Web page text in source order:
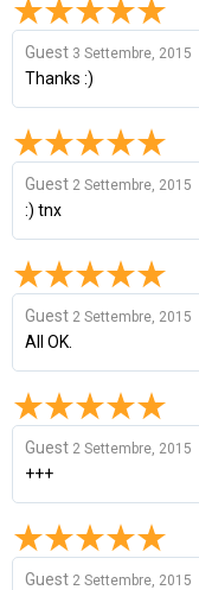
Guest 3 Settembre, 2015
Thanks :)
Guest 2 Settembre, 2015
:) tnx
Guest 2 Settembre, 2015
All OK.
Guest 2 Settembre, 2015
+++
Guest 2 Settembre, 2015